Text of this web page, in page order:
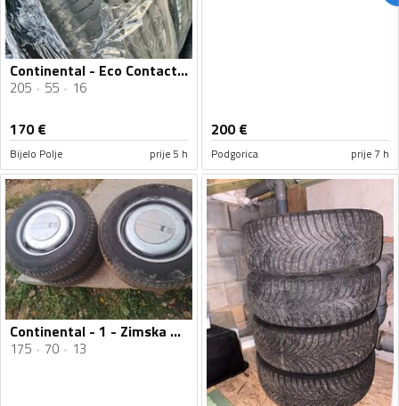
Continental - Eco Contact 6 - Ljetnja guma
205 55 16
170€
Bijelo Polje prije 5 h
200€
Podgorica prije 7 h
Continental - 1 - Zimska guma
175 70 13